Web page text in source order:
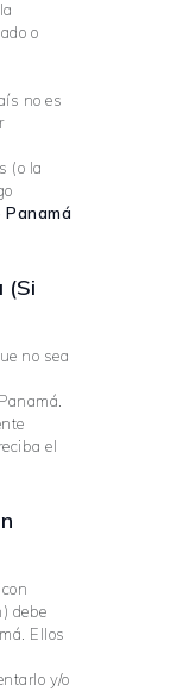
o
no es
(o la
Panamá
(Si
no sea
el
debe
Ellos
y/o